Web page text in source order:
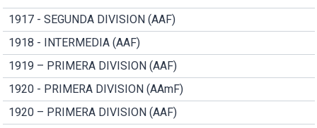
1917 - SEGUNDA DIVISION (AAF)
1918 - INTERMEDIA (AAF)
1919 – PRIMERA DIVISION (AAF)
1920 - PRIMERA DIVISION (AAmF)
1920 – PRIMERA DIVISION (AAF)